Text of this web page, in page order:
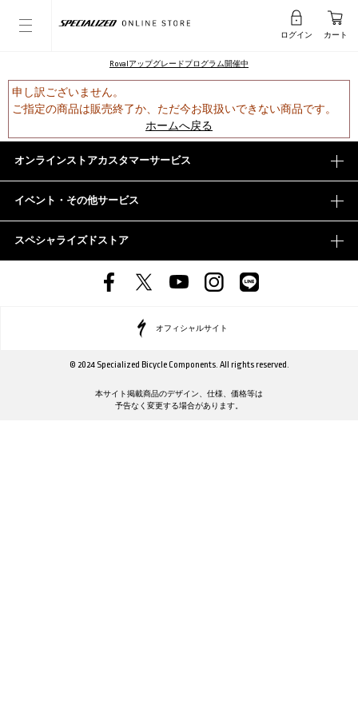
ログイン カート
Rovalアップグレードプログラム開催中
申し訳ございません。
ご指定の商品は販売終了か、ただ今お取扱いできない商品です。
ホームへ戻る
オンラインストアカスタマーサービス
イベント・その他サービス
スペシャライズドストア
オフィシャルサイト
© 2024 Specialized Bicycle Components. All rights reserved.
本サイト掲載商品のデザイン、仕様、価格等は
予告なく変更する場合があります。